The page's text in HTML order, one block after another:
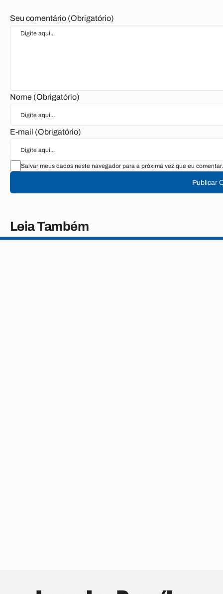
Seu comentário (Obrigatório)
Nome (Obrigatório)
E-mail (Obrigatório)
Salvar meus dados neste navegador para a próxima vez que eu comentar.
Publicar
Leia Também